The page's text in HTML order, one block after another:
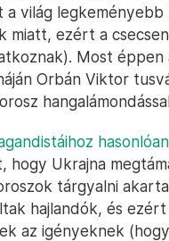
a világ
miatt, ezért a
Most
Orbán Viktor
hasonlóan
hogy Ukrajna
tárgyalni
hajlandók, és
az igényeknek